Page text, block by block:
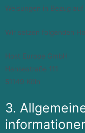
Weisungen in Bezug
Wir setzen folgenden
Host Europe GmbH
Hansestraße 111
51149 Köln
3.